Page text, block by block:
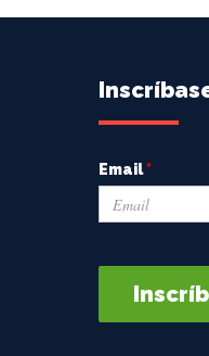
Email*